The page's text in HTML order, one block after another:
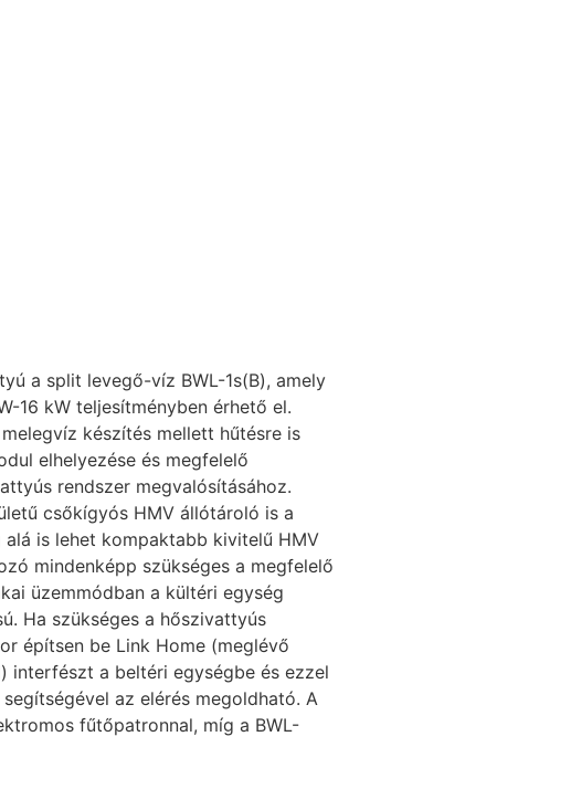
a split levegő-víz BWL-1s(B), amely
16 kW teljesítményben érhető el.
készítés mellett hűtésre is
elhelyezése és megfelelő
rendszer megvalósításához.
csőkígyós HMV állótároló is a
is lehet kompaktabb kivitelű HMV
mindenképp szükséges a megfelelő
üzemmódban a kültéri egység
Ha szükséges a hőszivattyús
építsen be Link Home (meglévő
interfészt a beltéri egységbe és ezzel
az elérés megoldható. A
fűtőpatronnal, míg a BWL-